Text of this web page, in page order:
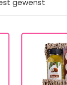
gewenst